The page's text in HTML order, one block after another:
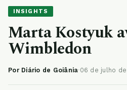
INSIGHTS
Marta Kostyuk
Wimbledon
Por Diário de Goiânia·06 de julho